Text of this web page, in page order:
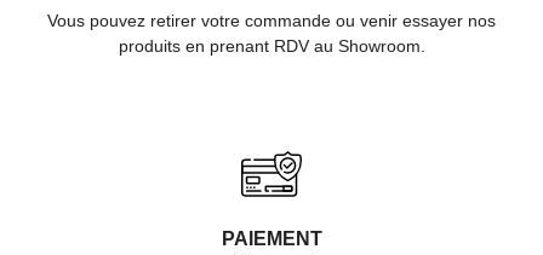
Vous pouvez retirer votre commande ou venir essayer nos
produits en prenant RDV au Showroom.
PAIEMENT